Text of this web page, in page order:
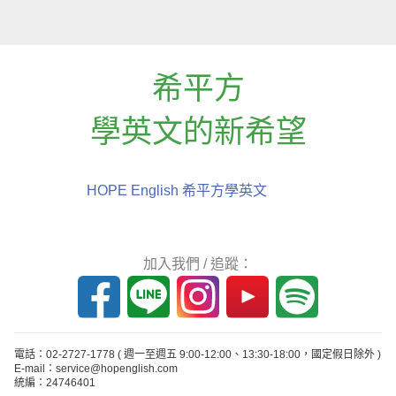
希平方
學英文的新希望
HOPE English 希平方學英文
加入我們 / 追蹤：
電話：02-2727-1778 ( 週一至週五 9:00-12:00、13:30-18:00，國定假日除外 )
E-mail：service@hopenglish.com
統編：24746401